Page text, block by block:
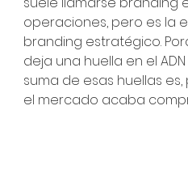
operaciones, pero es la
branding estratégico.
deja una huella en el
suma de esas huellas
el mercado acaba